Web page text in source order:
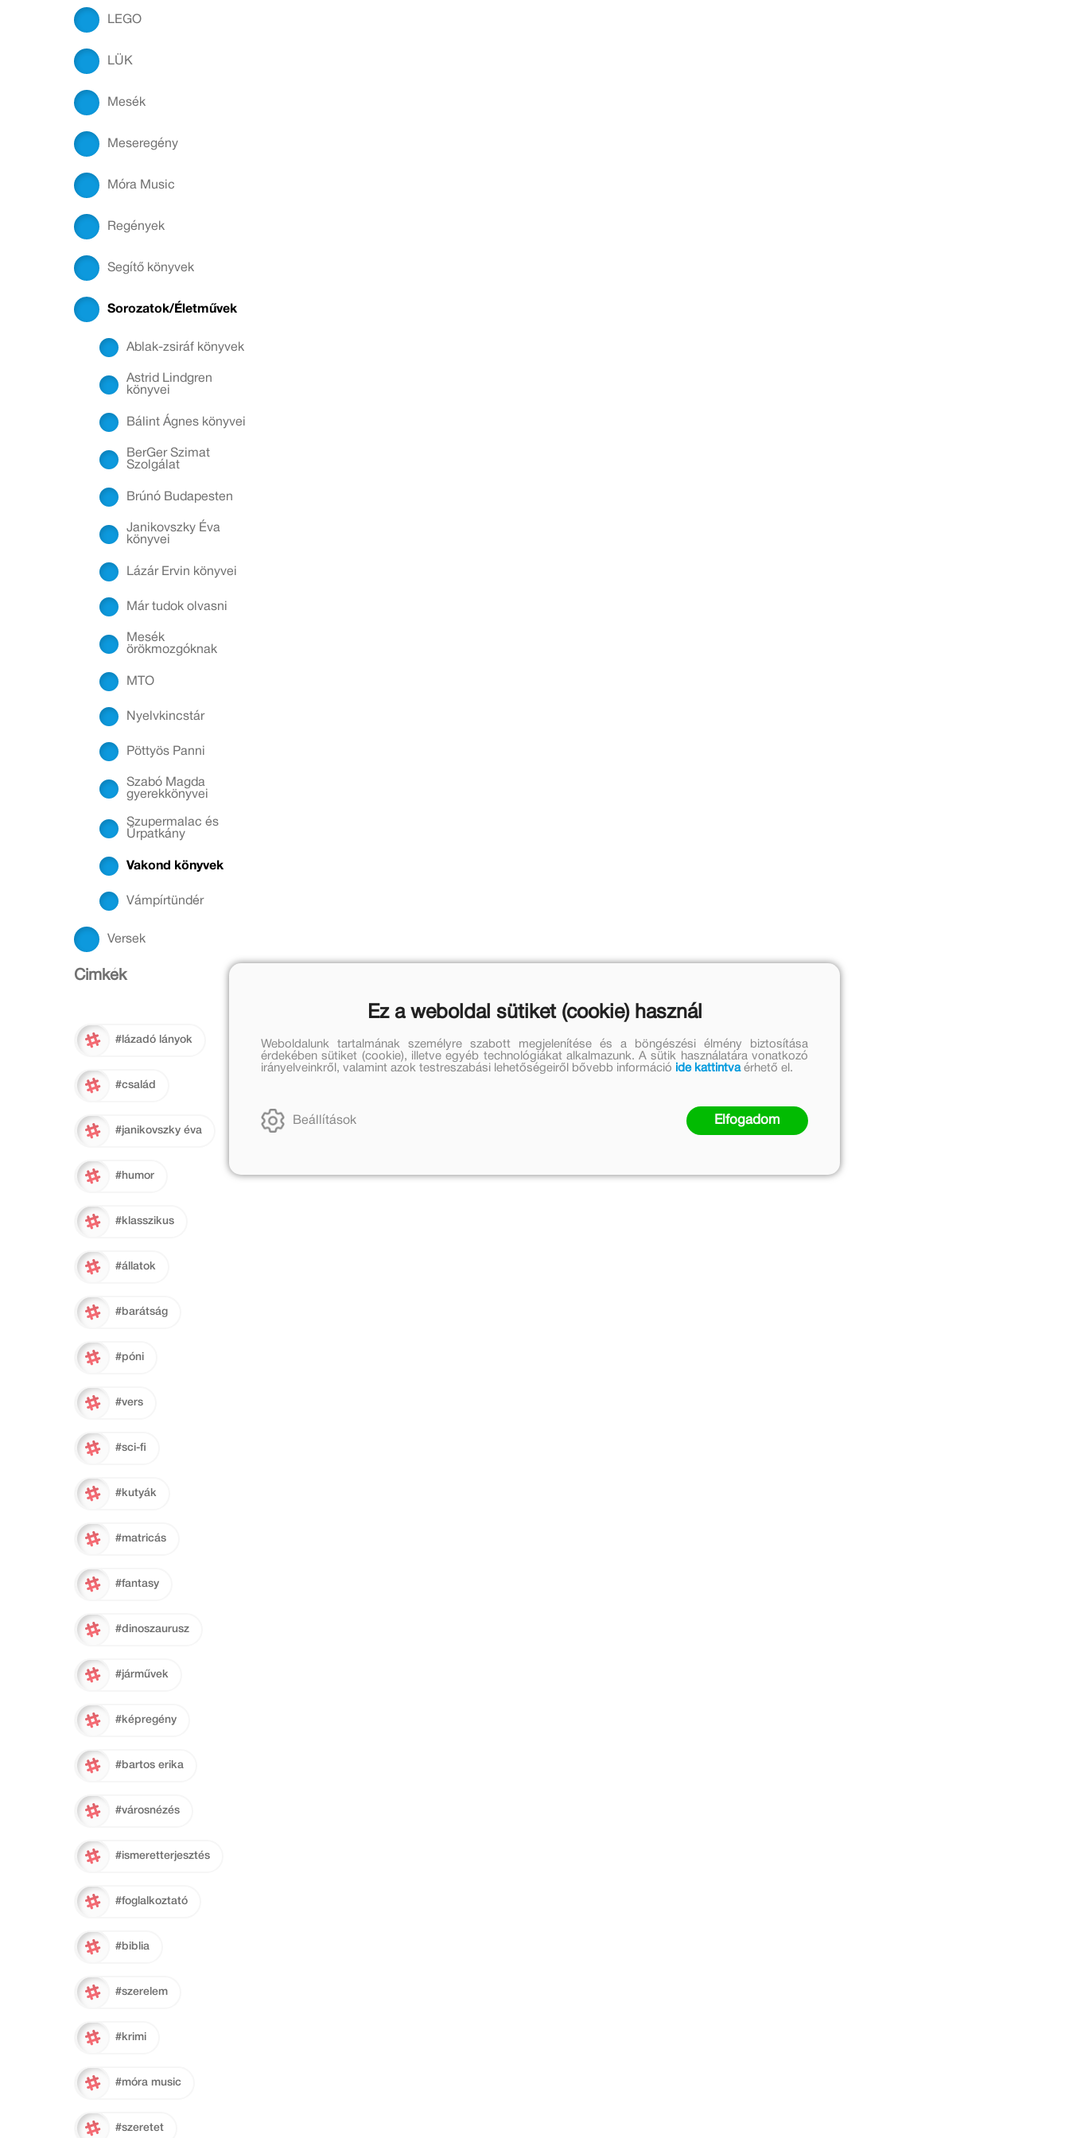
LEGO
LÜK
Mesék
Meseregény
Móra Music
Regények
Segítő könyvek
Sorozatok/Életművek
Ablak-zsiráf könyvek
Astrid Lindgren
könyvei
Bálint Ágnes könyvei
BerGer Szimat
Szolgálat
Brúnó Budapesten
Janikovszky Éva
könyvei
Lázár Ervin könyvei
Már tudok olvasni
Mesék
örökmozgóknak
MTO
Nyelvkincstár
Pöttyös Panni
Szabó Magda
gyerekkönyvei
Szupermalac és
Űrpatkány
Vakond könyvek
Vámpírtündér
Versek
Cimkék
#lázadó lányok
#család
#janikovszky éva
#humor
#klasszikus
#állatok
#barátság
#póni
#vers
#sci-fi
#kutyák
#matricás
#fantasy
#dinoszaurusz
#járművek
#képregény
#bartos erika
#városnézés
#ismeretterjesztés
#foglalkoztató
#biblia
#szerelem
#krimi
#móra music
#szeretet
Ez a weboldal sütiket (cookie) használ
Weboldalunk tartalmának személyre szabott megjelenítése és a böngészési élmény biztosítása
érdekében sütiket (cookie), illetve egyéb technológiákat alkalmazunk. A sütik használatára vonatkozó
irányelveinkről, valamint azok testreszabási lehetőségeiről bővebb információ ide kattintvaérhető el.
Beállítások Elfogadom